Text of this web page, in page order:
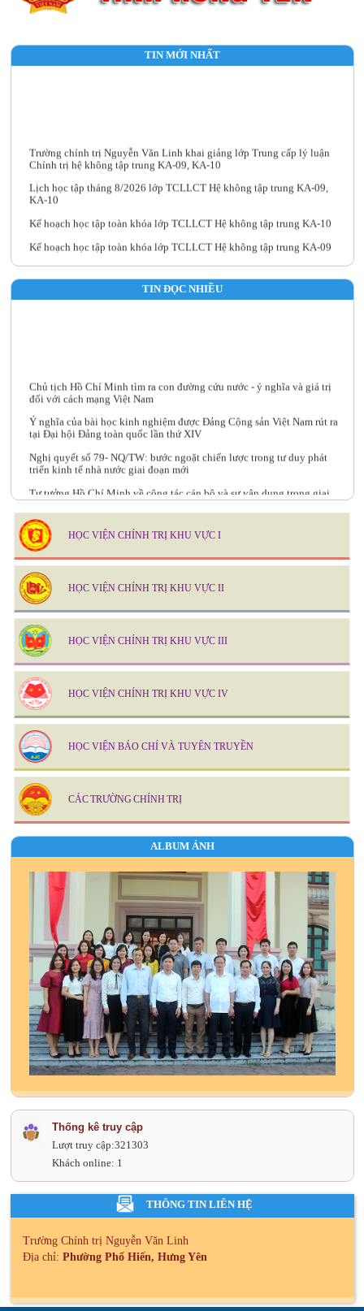
TIN MỚI NHẤT
Chính trị hệ không tập trung KA-09, KA-10
KA-10
TIN ĐỌC NHIỀU
đối với cách mạng Việt Nam
tại Đại hội Đảng toàn quốc lần thứ XIV
triển kinh tế nhà nước giai đoạn mới
đoạn hiện nay
Kế hoạch giảng dạy - học tập lớp BD kiến thức, kỹ năng đối với cán bộ,
công chức Văn phòng Đảng uỷ cấp xã năm 2026
HỌC VIỆN CHÍNH TRỊ KHU VỰC I
HỌC VIỆN CHÍNH TRỊ KHU VỰC II
HỌC VIỆN CHÍNH TRỊ KHU VỰC III
HỌC VIỆN CHÍNH TRỊ KHU VỰC IV
HỌC VIỆN BÁO CHÍ VÀ TUYÊN TRUYỀN
CÁC TRƯỜNG CHÍNH TRỊ
ALBUM ẢNH
Thống kê truy cập
Lượt truy cập:321303
Khách online: 1
THÔNG TIN LIÊN HỆ
Trường Chính trị Nguyễn Văn Linh
Địa chỉ: Phường Phố Hiến, Hưng Yên